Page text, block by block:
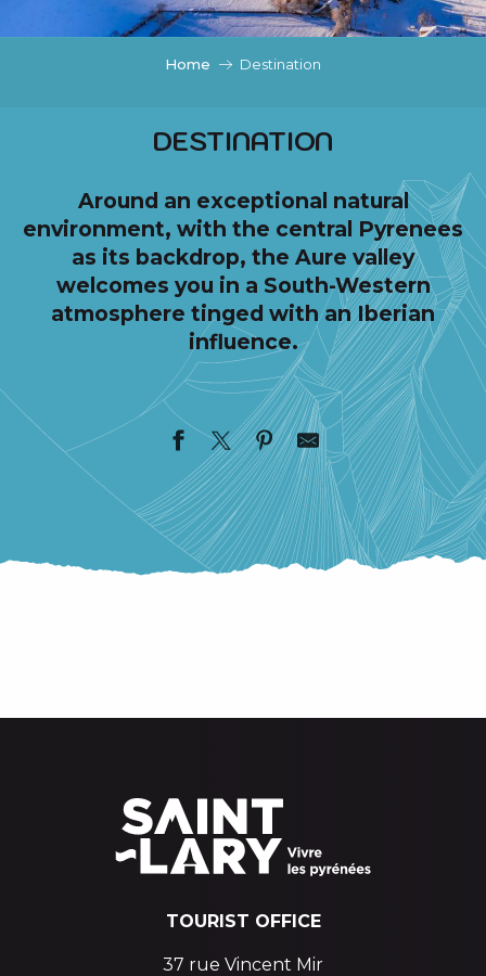
Home Destination
DESTINATION
Around an exceptional natural
environment, with the central Pyrenees
as its backdrop, the Aure valley
welcomes you in a South-Western
atmosphere tinged with an Iberian
influence.
TOURIST OFFICE
37 rue Vincent Mir